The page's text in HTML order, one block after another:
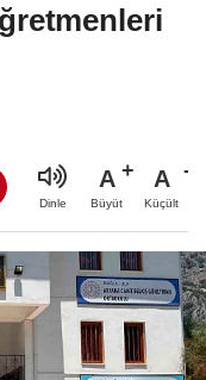
Dinle
A
Büyüt
A
Küçült